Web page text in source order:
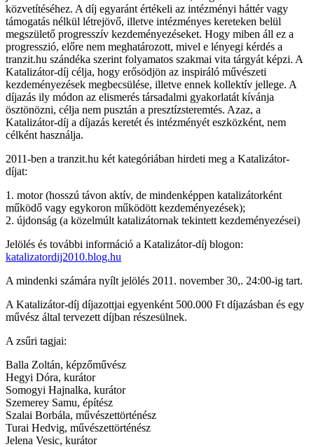
közvetítéséhez. A díj egyaránt értékeli az intézményi háttér vagy
támogatás nélkül létrejövő, illetve intézményes kereteken belül
megszülető progresszív kezdeményezéseket. Hogy miben áll ez a
progresszió, előre nem meghatározott, mivel e lényegi kérdés a
tranzit.hu szándéka szerint folyamatos szakmai vita tárgyát képzi. A
Katalizátor-díj célja, hogy erősödjön az inspiráló művészeti
kezdeményezések megbecsülése, illetve ennek kollektív jellege. A
díjazás ily módon az elismerés társadalmi gyakorlatát kívánja
ösztönözni, célja nem pusztán a presztízsteremtés. Azaz, a
Katalizátor-díj a díjazás keretét és intézményét eszközként, nem
célként használja.
2011-ben a tranzit.hu két kategóriában hirdeti meg a Katalizátor-
díjat:
1. motor (hosszú távon aktív, de mindenképpen katalizátorként
működő vagy egykoron működött kezdeményezések);
2. újdonság (a közelmúlt katalizátornak tekintett kezdeményezései)
Jelölés és további információ a Katalizátor-díj blogon:
katalizatordij2010.blog.hu
A mindenki számára nyílt jelölés 2011. november 30,. 24:00-ig tart.
A Katalizátor-díj díjazottjai egyenként 500.000 Ft díjazásban és egy
művész által tervezett díjban részesülnek.
A zsűri tagjai:
Balla Zoltán, képzőművész
Hegyi Dóra, kurátor
Somogyi Hajnalka, kurátor
Szemerey Samu, építész
Szalai Borbála, művészettörténész
Turai Hedvig, művészettörténész
Jelena Vesic, kurátor